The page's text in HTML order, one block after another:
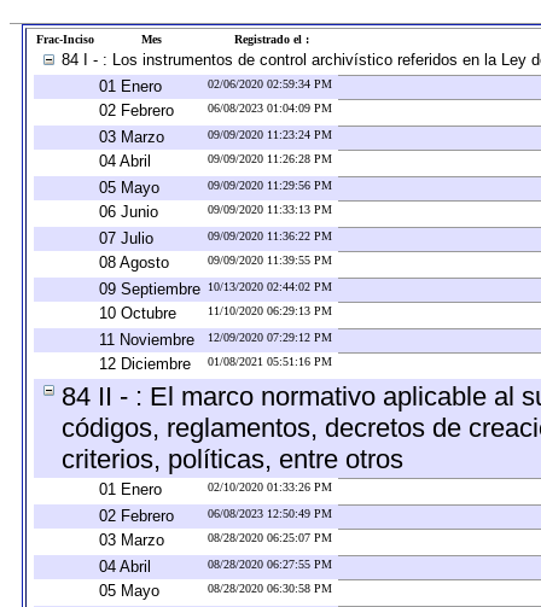
Frac-Inciso Mes Registrado el :
84 I - : Los instrumentos de control archivístico referidos en la Ley
01 Enero
02/06/2020 02:59:34 PM
02 Febrero 06/08/2023 01:04:09 PM
03 Marzo 09/09/2020 11:23:24 PM
04 Abril 09/09/2020 11:26:28 PM
05 Mayo 09/09/2020 11:29:56 PM
06 Junio 09/09/2020 11:33:13 PM
07 Julio 09/09/2020 11:36:22 PM
08 Agosto 09/09/2020 11:39:55 PM
09 Septiembre 10/13/2020 02:44:02 PM
10 Octubre 11/10/2020 06:29:13 PM
11 Noviembre 12/09/2020 07:29:12 PM
12 Diciembre 01/08/2021 05:51:16 PM
84 II - : El marco normativo aplicable al
códigos, reglamentos, decretos de
criterios, políticas, entre otros
01 Enero 02/10/2020 01:33:26 PM
02 Febrero 06/08/2023 12:50:49 PM
03 Marzo 08/28/2020 06:25:07 PM
04 Abril 08/28/2020 06:27:55 PM
05 Mayo 08/28/2020 06:30:58 PM